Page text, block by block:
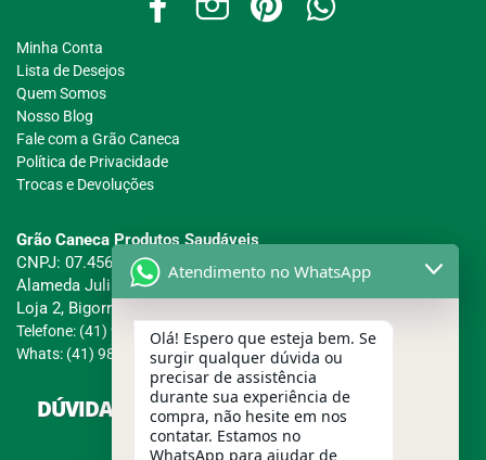
Minha Conta
Lista de Desejos
Quem Somos
Nosso Blog
Fale com a Grão Caneca
Política de Privacidade
Trocas e Devoluções
Grão Caneca Produtos Saudáveis
CNPJ: 07.456.457/0001-54
Alameda Julia da Costa, 1845
Loja 2, Bigorrilho - Curitiba/PR
Telefone: (41) 98863-5780
Whats: (41) 98863-5780
DÚVIDAS SOBRE COMPRAS, PAGAMENTOS E
ENTREGAS?
Atendimento no WhatsApp
Olá! Espero que esteja bem. Se
surgir qualquer dúvida ou
precisar de assistência
durante sua experiência de
compra, não hesite em nos
contatar. Estamos no
WhatsApp para ajudar de